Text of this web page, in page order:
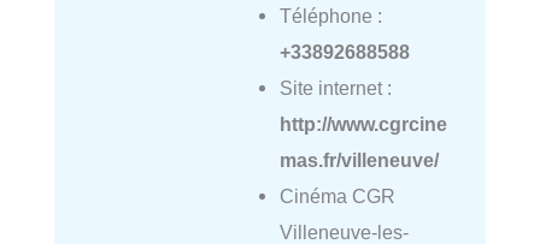
Téléphone :
+33892688588
Site internet :
http://www.cgrcine
mas.fr/villeneuve/
Cinéma CGR
Villeneuve-les-